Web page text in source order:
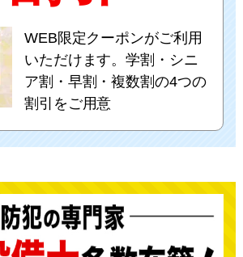
WEB限定クーポンがご利用
いただけます。学割・シニ
ア割・早割・複数割の4つの
割引をご用意